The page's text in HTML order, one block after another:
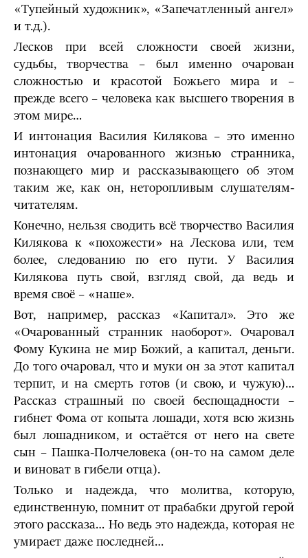
«Тупейный художник», «Запечатленный ангел»
и т.д.).
Лесков при всей сложности своей жизни,
судьбы, творчества – был именно очарован
сложностью и красотой Божьего мира и –
прежде всего – человека как высшего творения в
этом мире…
И интонация Василия Килякова – это именно
интонация очарованного жизнью странника,
познающего мир и рассказывающего об этом
таким же, как он, неторопливым слушателям-
читателям.
Конечно, нельзя сводить всё творчество Василия
Килякова к «похожести» на Лескова или, тем
более, следованию по его пути. У Василия
Килякова путь свой, взгляд свой, да ведь и
время своё – «наше».
Вот, например, рассказ «Капитал». Это же
«Очарованный странник наоборот». Очаровал
Фому Кукина не мир Божий, а капитал, деньги.
До того очаровал, что и муки он за этот капитал
терпит, и на смерть готов (и свою, и чужую)…
Рассказ страшный по своей беспощадности –
гибнет Фома от копыта лошади, хотя всю жизнь
был лошадником, и остаётся от него на свете
сын – Пашка-Полчеловека (он-то на самом деле
и виноват в гибели отца).
Только и надежда, что молитва, которую,
единственную, помнит от прабабки другой герой
этого рассказа… Но ведь это надежда, которая не
умирает даже последней…